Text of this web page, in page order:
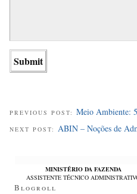
PREVIOUS POST: Meio Ambiente:
NEXT POST: ABIN – Noções de
MINISTÉRIO DA FAZENDA
ASSISTENTE TÉCNICO
Blogroll